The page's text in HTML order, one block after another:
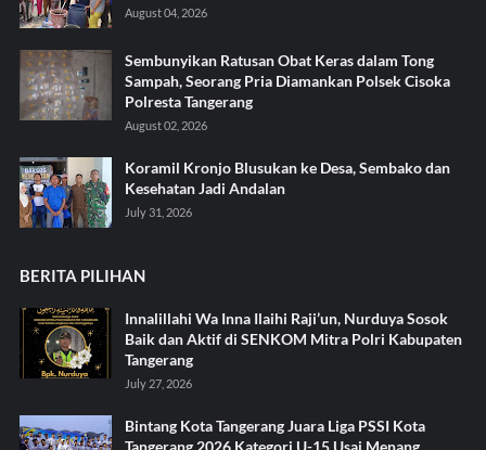
August 04, 2026
Sembunyikan Ratusan Obat Keras dalam Tong
Sampah, Seorang Pria Diamankan Polsek Cisoka
Polresta Tangerang
August 02, 2026
Koramil Kronjo Blusukan ke Desa, Sembako dan
Kesehatan Jadi Andalan ‎
July 31, 2026
BERITA PILIHAN
Innalillahi Wa Inna Ilaihi Raji’un, Nurduya Sosok
Baik dan Aktif di SENKOM Mitra Polri Kabupaten
Tangerang
July 27, 2026
Bintang Kota Tangerang Juara Liga PSSI Kota